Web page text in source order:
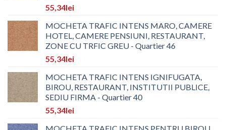
55,34lei
MOCHETA TRAFIC INTENS MARO, CAMERE
HOTEL, CAMERE PENSIUNI, RESTAURANT,
ZONE CU TRFIC GREU - Quartier 46
55,34lei
MOCHETA TRAFIC INTENS IGNIFUGATA,
BIROU, RESTAURANT, INSTITUTII PUBLICE,
SEDIU FIRMA - Quartier 40
55,34lei